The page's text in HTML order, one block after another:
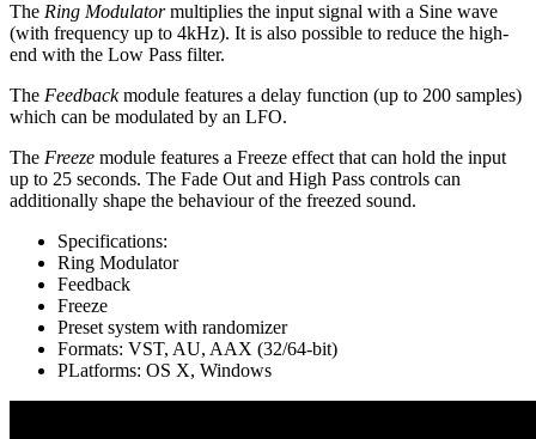
The Ring Modulatormultiplies the input signal with a Sine wave
(with frequency up to 4kHz). It is also possible to reduce the high-
end with the Low Pass filter.
The Feedbackmodule features a delay function (up to 200 samples)
which can be modulated by an LFO.
The Freeze module features a Freeze effect that can hold the input
up to 25 seconds. The Fade Out and High Pass controls can
additionally shape the behaviour of the freezed sound.
Specifications:
Ring Modulator
Feedback
Freeze
Preset system with randomizer
Formats: VST, AU, AAX (32/64-bit)
PLatforms: OS X, Windows